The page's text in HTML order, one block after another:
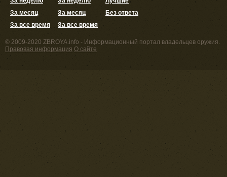
За месяц
За все время
За месяц
За все время
Без ответа
© 2009-2020 ZBROYA.info - Информационный портал владельцев оружия.
Правовая информация О сайте